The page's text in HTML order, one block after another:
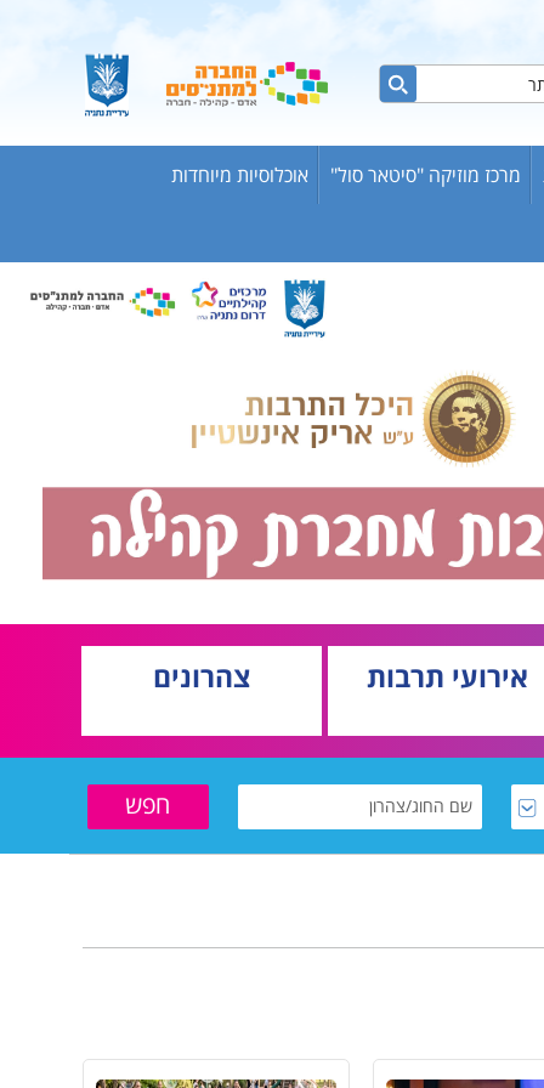
ברשת
מרכז מוזיקה "סיטאר סול" אוכלוסיות מיוחדות
אירועי תרבות צהרונים